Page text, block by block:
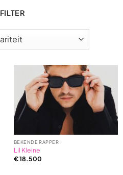
FILTER
BEKENDE RAPPER
Lil Kleine
€18.500